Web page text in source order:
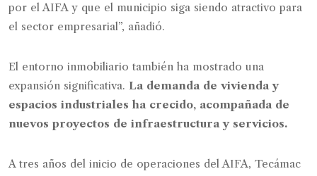
por el AIFA y que el municipio siga siendo atractivo para
el sector empresarial”, añadió.
El entorno inmobiliario también ha mostrado una
expansión significativa. La demanda de vivienda y
espacios industriales ha crecido, acompañada de
nuevos proyectos de infraestructura y servicios.
A tres años del inicio de operaciones del AIFA, Tecámac